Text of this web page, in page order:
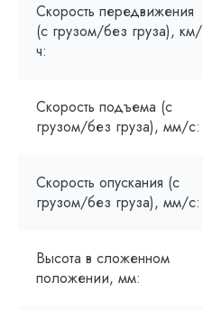
Скорость передвижения
(с грузом/без груза), км/
ч:
Скорость подъема (с
грузом/без груза), мм/с:
Скорость опускания (с
грузом/без груза), мм/с:
Высота в сложенном
положении, мм: